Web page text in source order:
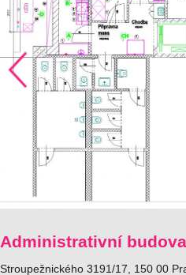
Administrativní
Stroupežnického 3191/17, 150 00